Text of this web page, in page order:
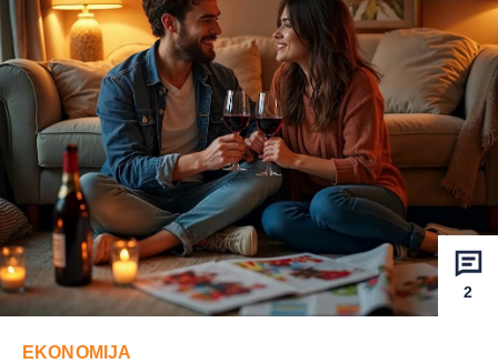
2
EKONOMIJA